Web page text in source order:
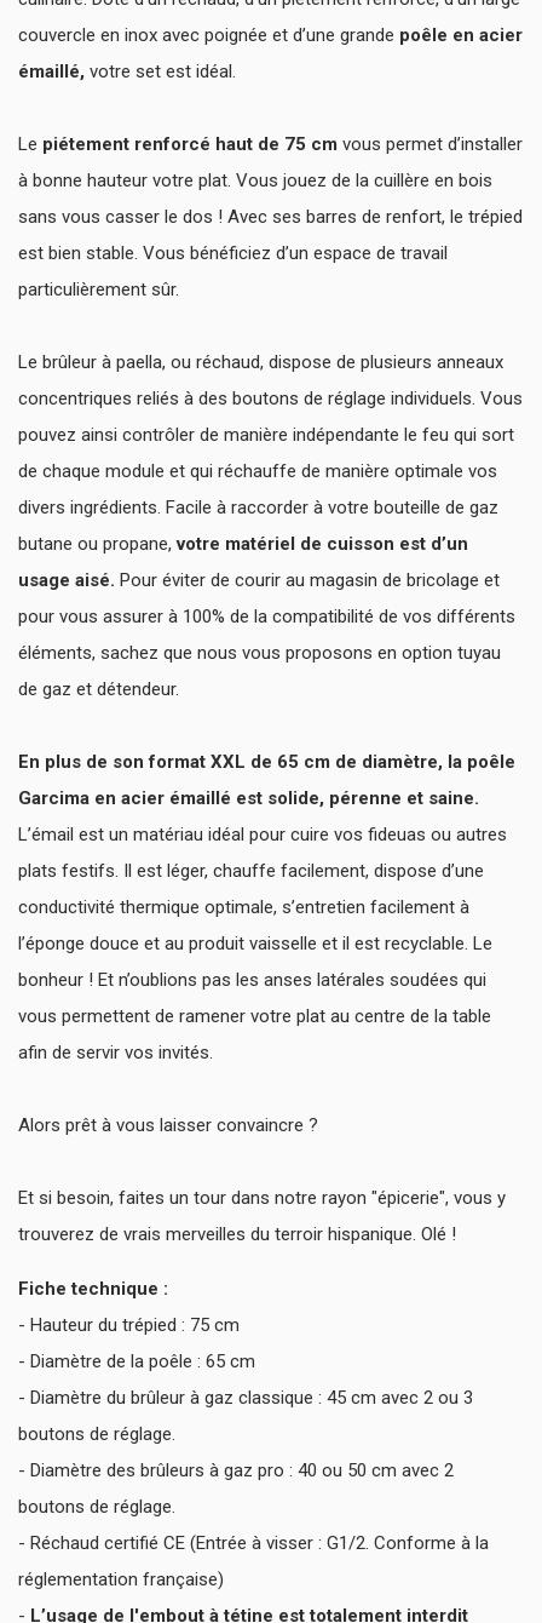
couvercle en inox avec poignée et d’une grande poêle en acier
émaillé, votre set est idéal.
Le piétement renforcé haut de 75 cm vous permet d’installer
à bonne hauteur votre plat. Vous jouez de la cuillère en bois
sans vous casser le dos ! Avec ses barres de renfort, le trépied
est bien stable. Vous bénéficiez d’un espace de travail
particulièrement sûr.
Le brûleur à paella, ou réchaud, dispose de plusieurs anneaux
concentriques reliés à des boutons de réglage individuels. Vous
pouvez ainsi contrôler de manière indépendante le feu qui sort
de chaque module et qui réchauffe de manière optimale vos
divers ingrédients. Facile à raccorder à votre bouteille de gaz
butane ou propane,votre matériel de cuisson est d’un
usage aisé. Pour éviter de courir au magasin de bricolage et
pour vous assurer à 100% de la compatibilité de vos différents
éléments, sachez que nous vous proposons en option tuyau
de gaz et détendeur.
En plus de son format XXL de 65 cm de diamètre, la poêle
Garcima en acier émaillé est solide, pérenne et saine.
L’émail est un matériau idéal pour cuire vos fideuas ou autres
plats festifs. Il est léger, chauffe facilement, dispose d’une
conductivité thermique optimale, s’entretien facilement à
l’éponge douce et au produit vaisselle et il est recyclable. Le
bonheur ! Et n’oublions pas les anses latérales soudées qui
vous permettent de ramener votre plat au centre de la table
afin de servir vos invités.
Alors prêt à vous laisser convaincre ?
Et si besoin, faites un tour dans notre rayon "épicerie", vous y
trouverez de vrais merveilles du terroir hispanique. Olé !
Fiche technique :
- Hauteur du trépied : 75 cm
- Diamètre de la poêle : 65 cm
- Diamètre du brûleur à gaz classique : 45 cm avec 2 ou 3
boutons de réglage.
- Diamètre des brûleurs à gaz pro : 40 ou 50 cm avec 2
boutons de réglage.
- Réchaud certifié CE (Entrée à visser : G1/2. Conforme à la
réglementation française)
- L’usage de l'embout à tétine est totalement interdit